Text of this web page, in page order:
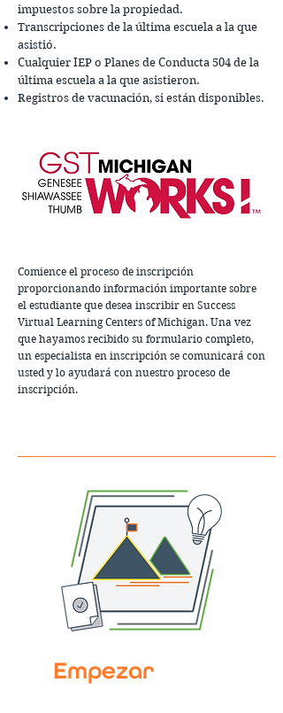
impuestos sobre la propiedad.
Transcripciones de la última escuela a la que
asistió.
Cualquier IEP o Planes de Conducta 504 de la
última escuela a la que asistieron.
Registros de vacunación, si están disponibles.
Comience el proceso de inscripción
proporcionando información importante sobre
el estudiante que desea inscribir en Success
Virtual Learning Centers of Michigan. Una vez
que hayamos recibido su formulario completo,
un especialista en inscripción se comunicará con
usted y lo ayudará con nuestro proceso de
inscripción.
Empezar